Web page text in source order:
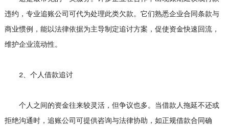
违约，专业追账公司可代为处理此类欠款。它们熟悉企业合同条款与
商业惯例，能以法律依据为主导制定追讨方案，促使资金快速回流，
维护企业流动性。
2、个人借款追讨
个人之间的资金往来较灵活，但争议也多。当借款人拖延不还或
拒绝沟通时，追账公司可提供咨询与法律协助，如正规借款合同确